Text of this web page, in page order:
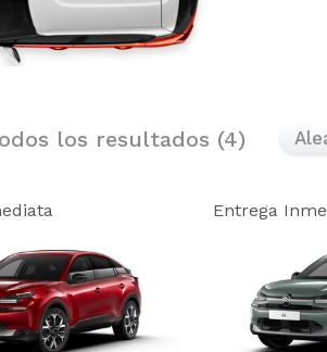
los resultados (4)
Entrega